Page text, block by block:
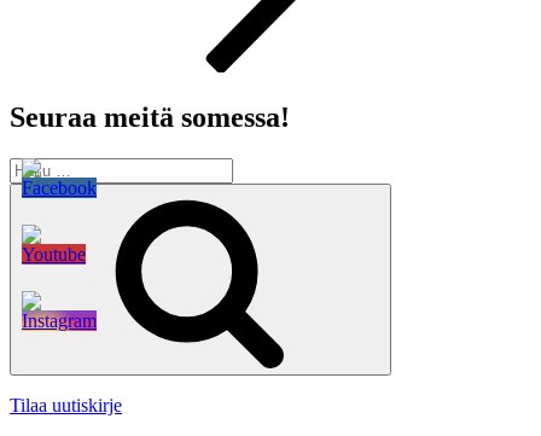
Seuraa meitä somessa!
Etsi:
Tilaa uutiskirje